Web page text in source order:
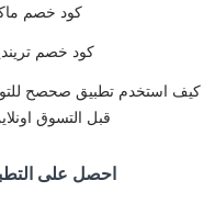
كود خصم
كود خصم
كيف استخدم تطبيق صحصح
قبل التسوق
احصل على